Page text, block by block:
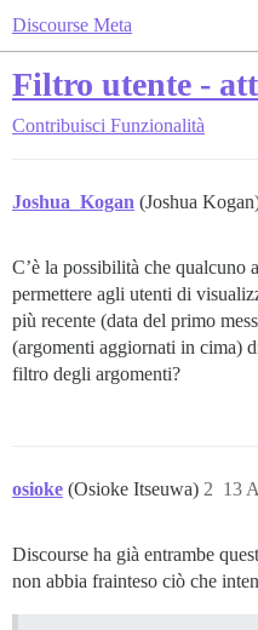
Discourse Meta
Filtro utente -
Contribuisci Funzionalità
Joshua_Kogan (Joshua
C’è la possibilità che qualcuno
permettere agli utenti di
più recente (data del primo
(argomenti aggiornati in cima)
filtro degli argomenti?
osioke (Osioke Itseuwa) 13
2
Discourse ha già entrambe
non abbia frainteso ciò che